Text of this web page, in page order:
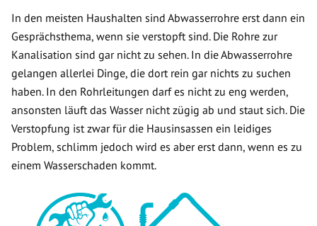
In den meisten Haushalten sind Abwasserrohre erst dann ein
Gesprächsthema, wenn sie verstopft sind. Die Rohre zur
Kanalisation sind gar nicht zu sehen. In die Abwasserrohre
gelangen allerlei Dinge, die dort rein gar nichts zu suchen
haben. In den Rohrleitungen darf es nicht zu eng werden,
ansonsten läuft das Wasser nicht zügig ab und staut sich. Die
Verstopfung ist zwar für die Hausinsassen ein leidiges
Problem, schlimm jedoch wird es aber erst dann, wenn es zu
einem Wasserschaden kommt.